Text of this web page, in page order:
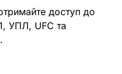
доступ до
УПЛ, UFC та